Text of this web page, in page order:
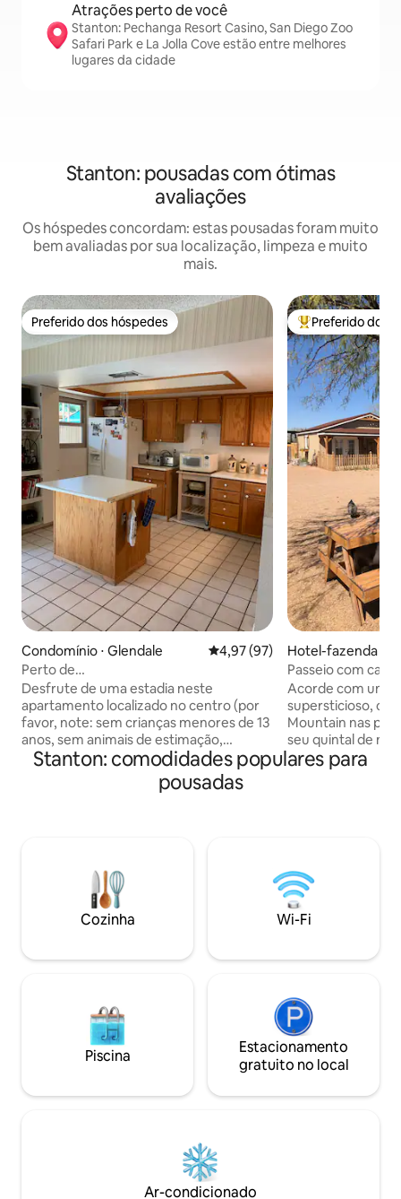
Atrações perto de você
Stanton: Pechanga Resort Casino, San Diego Zoo
Safari Park e La Jolla Cove estão entre melhores
lugares da cidade
Stanton: pousadas com ótimas
avaliações
Os hóspedes concordam: estas pousadas foram muito
bem avaliadas por sua localização, limpeza e muito
mais.
Preferido dos hóspedes
Preferido dos hóspedes
Condomínio ⋅ Glendale 4,97 de uma avaliação média
4,97 (97)
Perto de
GrandCanyonUniv/WestgateStad/Sem
Taxa de Limpeza
Desfrute de uma estadia neste
apartamento localizado no centro (por
favor, note: sem crianças menores de 13
anos, sem animais de estimação,
fumantes, festas) Apenas 5 milhas do
Cardinal Stadium, Gila River Arena,
Westgate Entertainment District. 7
Glitters Christmas Display, Murphy Park
e Cerreta 's Candy Factory estão a
apenas 1,5 km de distância. Nosso
apartamento é mais antigo, mas limpo e
estacionamento coberto e ao lado de
Entre os
Preferido dos
Hotel-fazenda ⋅
nction
Passeio com
Bunkhouse
Acorde com um
supersticioso,
Mountain nas
seu quintal de
Desfrute do
selvagem nesta
Montanha da
filhotes bem
de limpeza de 50
pele. Deve dar
Stanton: comodidades populares para
pousadas
Cozinha Wi-Fi
Piscina
Estacionamento
gratuito no local
Ar-condicionado